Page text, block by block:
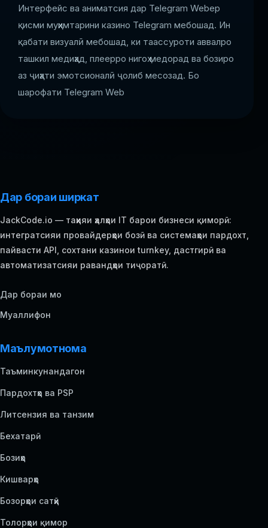
Интерфейс ва аниматсия дар Telegram Webep
қисми муҳимтарини казино Telegram мебошад. Ин
қабати визуалӣ мебошад, ки таассуроти аввалро
ташкил медиҳад, плеерро нигоҳ медорад ва бозиро
аз ҷиҳати эмотсионалӣ ҷолиб месозад. Бо
шарофати Telegram Web
Дар бораи ширкат
JackCode.io — таҳияи ҳалҳои IT барои бизнеси қиморӣ:
интегратсияи провайдерҳои бозӣ ва системаҳои пардохт,
пайвасти API, сохтани казинои turnkey, дастгирӣ ва
автоматизатсияи равандҳои тиҷоратӣ.
Дар бораи мо
Муаллифон
Маълумотнома
Таъминкунандагон
Пардохтҳо ва PSP
Литсензия ва танзим
Бехатарӣ
Бозиҳо
Кишварҳо
Бозорҳои сатҳӣ
Толорҳои қимор